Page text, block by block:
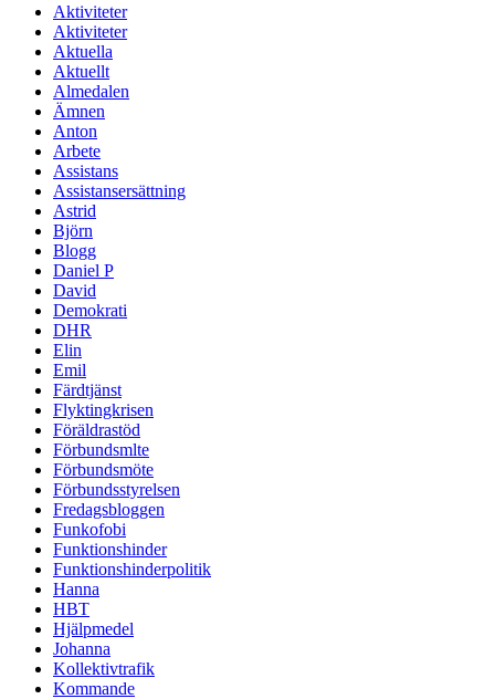
Aktiviteter
Aktiviteter
Aktuella
Aktuellt
Almedalen
Ämnen
Anton
Arbete
Assistans
Assistansersättning
Astrid
Björn
Blogg
Daniel P
David
Demokrati
DHR
Elin
Emil
Färdtjänst
Flyktingkrisen
Föräldrastöd
Förbundsmlte
Förbundsmöte
Förbundsstyrelsen
Fredagsbloggen
Funkofobi
Funktionshinder
Funktionshinderpolitik
Hanna
HBT
Hjälpmedel
Johanna
Kollektivtrafik
Kommande